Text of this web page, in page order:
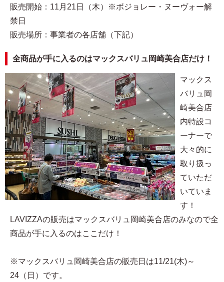
販売開始：11月21日（木）※ボジョレー・ヌーヴォー解
禁日
販売場所：事業者の各店舗（下記）
全商品が手に入るのはマックスバリュ岡崎美合店だけ！
マックス
バリュ岡
崎美合店
内特設コ
ーナーで
大々的に
取り扱っ
ていただ
いていま
す！
LAVIZZAの販売はマックスバリュ岡崎美合店のみなので全
商品が手に入るのはここだけ！
※マックスバリュ岡崎美合店の販売日は11/21(木)～
24（日）です。